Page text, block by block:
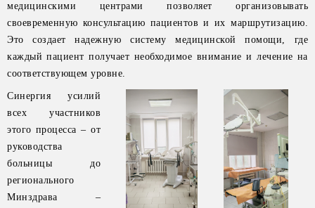
медицинскими центрами позволяет организовывать
своевременную консультацию пациентов и их маршрутизацию.
Это создает надежную систему медицинской помощи, где
каждый пациент получает необходимое внимание и лечение на
соответствующем уровне.
Синергия усилий
всех участников
этого процесса – от
руководства
больницы до
регионального
Минздрава –